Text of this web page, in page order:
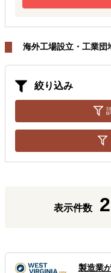
海外工場設立・工業団
絞り込み
表示件数 2
製造業